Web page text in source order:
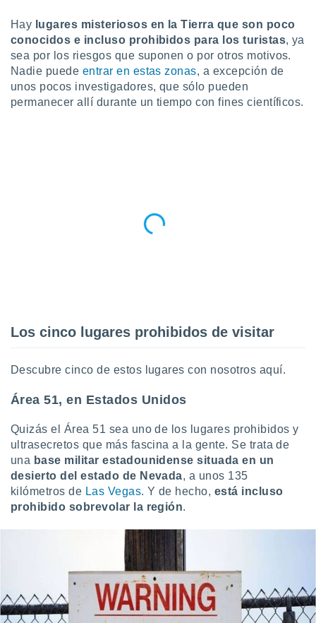
en
más
nuestra
y
el sitio
para
ni para
acceder a
Hay lugares misteriosos en la Tierra que son poco
conocidos e incluso prohibidos para los turistas, ya
sea por los riesgos que suponen o por otros motivos.
Nadie puede entrar en estas zonas, a excepción de
unos pocos investigadores, que sólo pueden
permanecer allí durante un tiempo con fines científicos.
Los cinco lugares prohibidos de visitar
Descubre cinco de estos lugares con nosotros aquí.
Área 51, en Estados Unidos
Quizás el Área 51 sea uno de los lugares prohibidos y
ultrasecretos que más fascina a la gente. Se trata de
una base militar estadounidense situada en un
desierto del estado de Nevada, a unos 135
kilómetros de Las Vegas. Y de hecho, está incluso
prohibido sobrevolar la región.